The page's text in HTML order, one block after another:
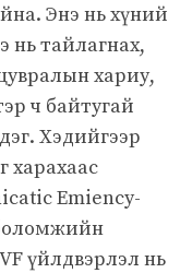
Энэ нь хүний
нь тайлагнах,
хариу,
ч байтугай
Хэдийгээр
харахаас
Emiency-
үйлдвэрлэл нь